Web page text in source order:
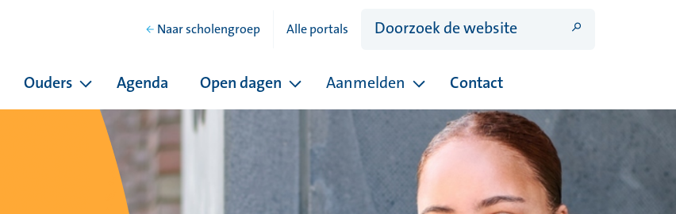
Naar scholengroep Alle portals
Pagina's onder Ons onderwijsaanbod
Ouders
Pagina's onder Ouders
Agenda Open dagen Aanmelden Contact